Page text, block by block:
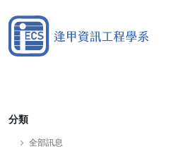
分類
全部訊息